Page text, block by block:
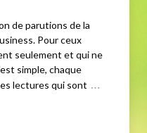
de parutions de la
Pour ceux
seulement et qui ne
simple, chaque
lectures qui sont …